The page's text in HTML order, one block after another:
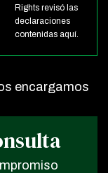
Rights revisó las
declaraciones
contenidas aquí.
encargamos